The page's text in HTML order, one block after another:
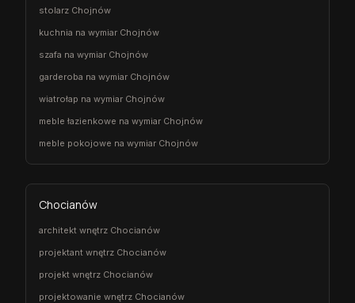
stolarz Chojnów
kuchnia na wymiar Chojnów
szafa na wymiar Chojnów
garderoba na wymiar Chojnów
wiatrołap na wymiar Chojnów
meble łazienkowe na wymiar Chojnów
meble pokojowe na wymiar Chojnów
Chocianów
architekt wnętrz Chocianów
projektant wnętrz Chocianów
projekt wnętrz Chocianów
projektowanie wnętrz Chocianów